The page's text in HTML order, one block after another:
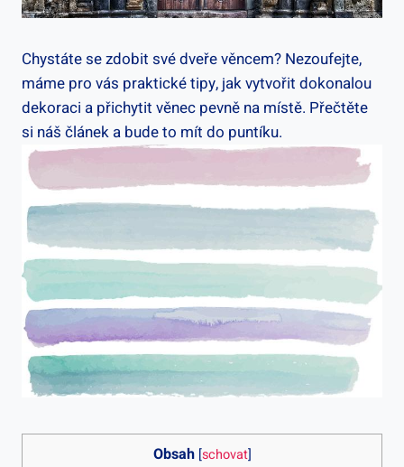
Chystáte se ‌zdobit své dveře věncem? Nezoufejte,
máme⁣ pro vás praktické tipy, jak vytvořit dokonalou
dekoraci a přichytit věnec⁢ pevně na místě. ‌Přečtěte
si náš článek a ⁣bude to mít do puntíku.
Obsah [schovat]